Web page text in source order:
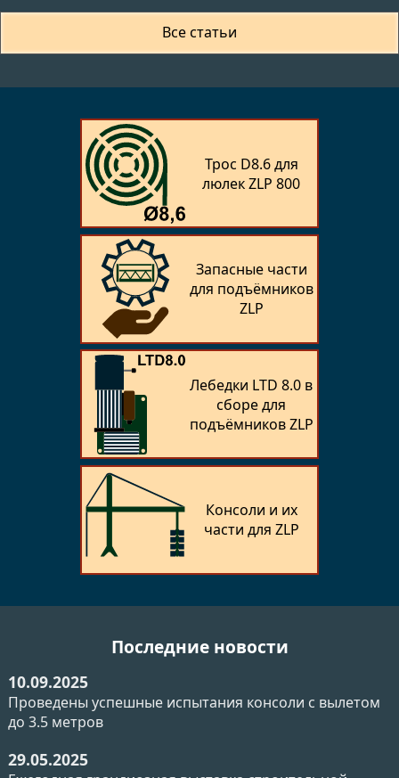
Все статьи
Трос D8.6 для
люлек ZLP 800
Запасные части
для подъёмников
ZLP
Лебедки LTD 8.0 в
сборе для
подъёмников ZLP
Консоли и их
части для ZLP
Последние новости
10.09.2025
Проведены успешные испытания консоли с вылетом
до 3.5 метров
29.05.2025